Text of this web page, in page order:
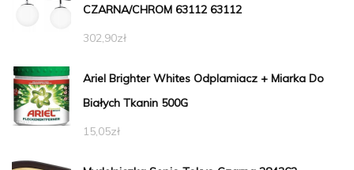
CZARNA/CHROM 63112 63112
302,90zł
Ariel Brighter Whites Odplamiacz + Miarka Do
Białych Tkanin 500G
15,05zł